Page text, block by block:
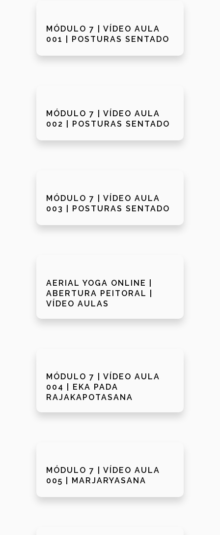
MÓDULO 7 | VÍDEO AULA
001 | POSTURAS SENTADO
MÓDULO 7 | VÍDEO AULA
002 | POSTURAS SENTADO
MÓDULO 7 | VÍDEO AULA
003 | POSTURAS SENTADO
AERIAL YOGA ONLINE |
ABERTURA PEITORAL |
VÍDEO AULAS
MÓDULO 7 | VÍDEO AULA
004 | EKA PADA
RAJAKAPOTASANA
MÓDULO 7 | VÍDEO AULA
005 | MARJARYASANA